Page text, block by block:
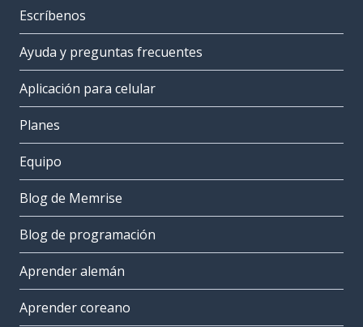
Escríbenos
Ayuda y preguntas frecuentes
Aplicación para celular
Planes
Equipo
Blog de Memrise
Blog de programación
Aprender alemán
Aprender coreano